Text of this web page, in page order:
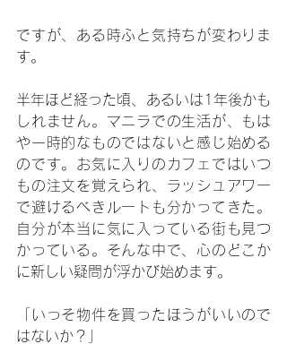
ですが、ある時ふと気持ちが変わりま
す。
半年ほど経った頃、あるいは1年後かも
しれません。マニラでの生活が、もは
や一時的なものではないと感じ始める
のです。お気に入りのカフェではいつ
もの注文を覚えられ、ラッシュアワー
で避けるべきルートも分かってきた。
自分が本当に気に入っている街も見つ
かっている。そんな中で、心のどこか
に新しい疑問が浮かび始めます。
「いっそ物件を買ったほうがいいので
はないか？」